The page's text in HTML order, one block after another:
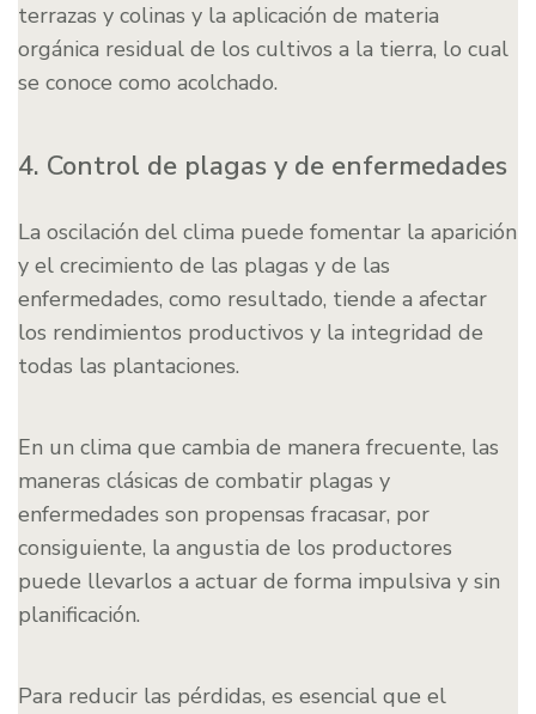
terrazas y colinas y la aplicación de materia
orgánica residual de los cultivos a la tierra, lo cual
se conoce como acolchado.
4. Control de plagas y de enfermedades
La oscilación del clima puede fomentar la aparición
y el crecimiento de las plagas y de las
enfermedades, como resultado, tiende a afectar
los rendimientos productivos y la integridad de
todas las plantaciones.
En un clima que cambia de manera frecuente, las
maneras clásicas de combatir plagas y
enfermedades son propensas fracasar, por
consiguiente, la angustia de los productores
puede llevarlos a actuar de forma impulsiva y sin
planificación.
Para reducir las pérdidas, es esencial que el